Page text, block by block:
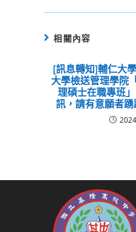
相關內容
[訊息轉知]輔仁大
大學檢送管理學院
理碩士在職專班
訊，請有意願者